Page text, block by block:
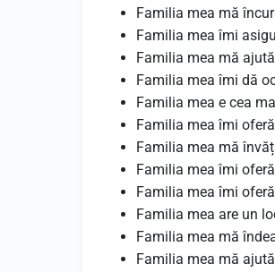
Familia mea mă
Familia mea îmi
Familia mea mă
Familia mea îmi dă
Familia mea e cea
Familia mea îmi
Familia mea mă
Familia mea îmi
Familia mea îmi oferă
Familia mea are un
Familia mea mă
Familia mea mă